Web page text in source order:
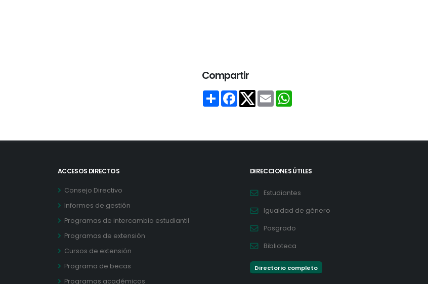
Compartir
Share
Facebook
Twitter
Email
ACCESOS DIRECTOS
Consejo Directivo
Informes de gestión
Programas de intercambio estudiantil
Programas de extensión
Cursos de extensión
Programa de becas
Programas académicos
DIRECCIONES ÚTILES
Estudiantes
Igualdad de género
Posgrado
Biblioteca
Directorio completo